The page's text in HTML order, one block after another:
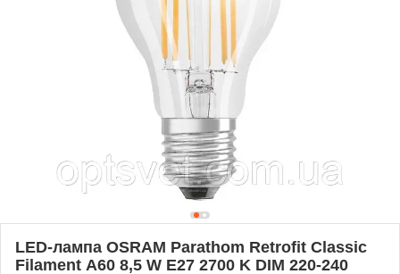
LED-лампа OSRAM Parathom Retrofit Classic
Filament А60 8,5 W E27 2700 K DIM 220-240